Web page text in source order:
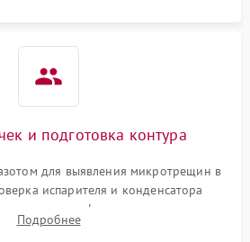
1800 ₽
и подготовка контура
для выявления микротрещин в
испарителя и конденсатора
старого фильтра-осушителя и
трубки для устранения засоров.
Подробнее